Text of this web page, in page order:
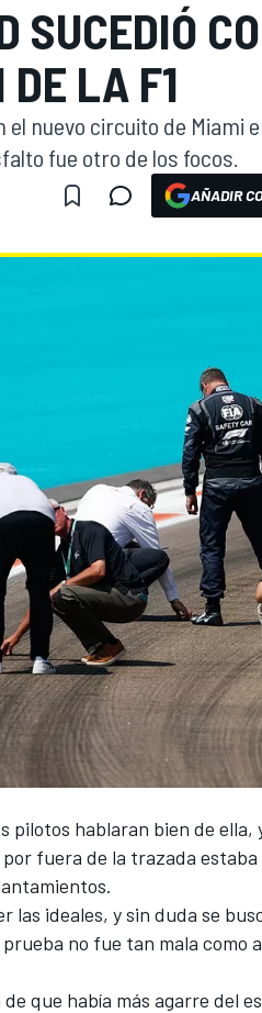
SUCEDIÓ
DE LA F1
nuevo circuito de Miami
fue otro de los focos.
AÑADIR
hablaran bien de ella,
fuera de la trazada estaba
las ideales, y sin duda se
no fue tan mala como
que había más agarre del